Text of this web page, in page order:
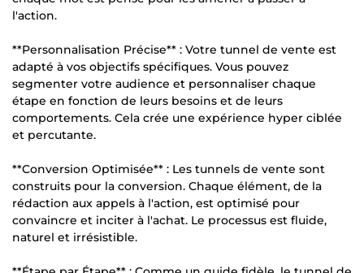
l'action.
**Personnalisation Précise** : Votre tunnel de vente est
adapté à vos objectifs spécifiques. Vous pouvez
segmenter votre audience et personnaliser chaque
étape en fonction de leurs besoins et de leurs
comportements. Cela crée une expérience hyper ciblée
et percutante.
**Conversion Optimisée** : Les tunnels de vente sont
construits pour la conversion. Chaque élément, de la
rédaction aux appels à l'action, est optimisé pour
convaincre et inciter à l'achat. Le processus est fluide,
naturel et irrésistible.